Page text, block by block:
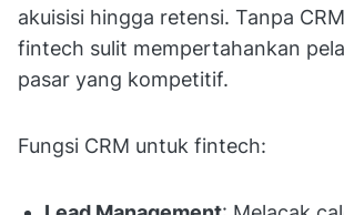
akuisisi hingga retensi. Tanpa
fintech sulit mempertahankan
pasar yang kompetitif.
Fungsi CRM untuk fintech: